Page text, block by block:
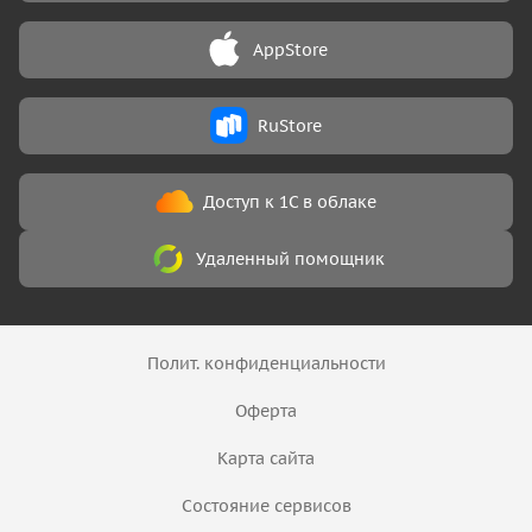
Доступ к 1С в облаке
Удаленный помощник
AppStore
RuStore
Полит. конфиденциальности
Оферта
Карта сайта
Состояние сервисов